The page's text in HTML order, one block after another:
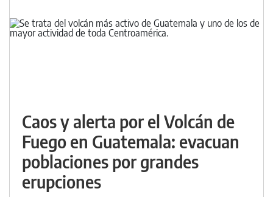
Caos y alerta por el Volcán de
Fuego en Guatemala: evacuan
poblaciones por grandes
erupciones